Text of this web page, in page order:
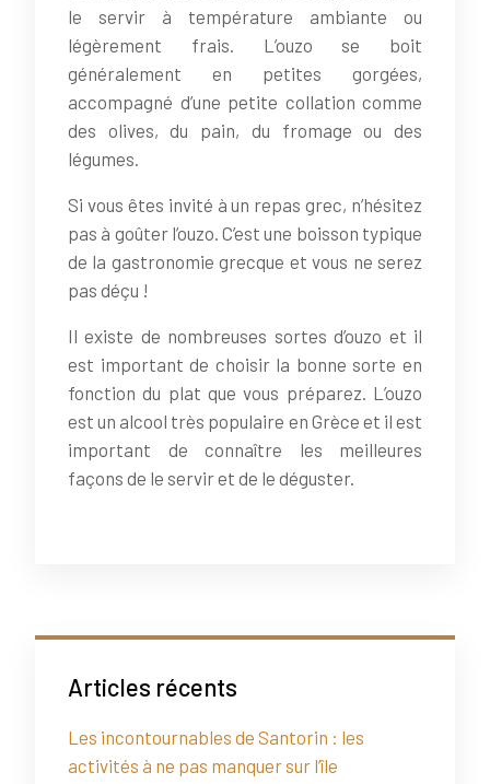
le servir à température ambiante ou
légèrement frais. L’ouzo se boit
généralement en petites gorgées,
accompagné d’une petite collation comme
des olives, du pain, du fromage ou des
légumes.
Si vous êtes invité à un repas grec, n’hésitez
pas à goûter l’ouzo. C’est une boisson typique
de la gastronomie grecque et vous ne serez
pas déçu !
Il existe de nombreuses sortes d’ouzo et il
est important de choisir la bonne sorte en
fonction du plat que vous préparez. L’ouzo
est un alcool très populaire en Grèce et il est
important de connaître les meilleures
façons de le servir et de le déguster.
Articles récents
Les incontournables de Santorin : les
activités à ne pas manquer sur l’île